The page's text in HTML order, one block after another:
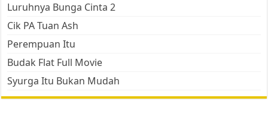
Luruhnya Bunga Cinta 2
Cik PA Tuan Ash
Perempuan Itu
Budak Flat Full Movie
Syurga Itu Bukan Mudah